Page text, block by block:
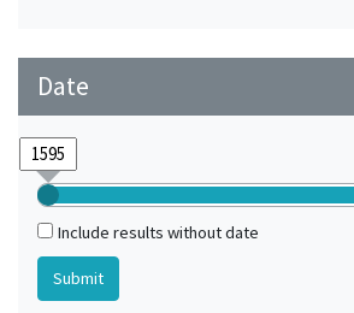
Date
Include results without date